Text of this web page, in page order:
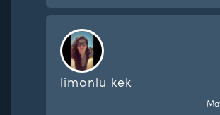
limonlu kek